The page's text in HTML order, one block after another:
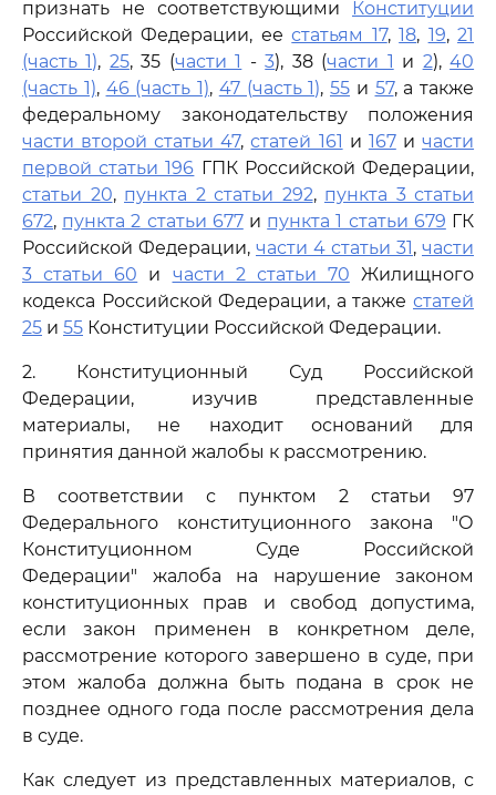
признать не соответствующими
Конституции
Российской Федерации, еестатьям 17,18, 19,21
(часть 1), 25, 35 (части 1 -3), 38 (части 1 и 2),40
(часть 1), 46 (часть 1), 47 (часть 1), 55 и 57, а также
федеральному законодательству положения
части второй статьи 47,статей 161 и 167ичасти
первой статьи 196 ГПК Российской Федерации,
статьи 20, пункта 2 статьи 292, пункта 3 статьи
672, пункта 2 статьи 677и пункта 1 статьи 679 ГК
Российской Федерации, части 4 статьи 31, части
3 статьи 60 и части 2 статьи 70 Жилищного
кодекса Российской Федерации, а также статей
25 и 55 Конституции Российской Федерации.
2. Конституционный Суд Российской
Федерации, изучив представленные
материалы, не находит оснований для
принятия данной жалобы к рассмотрению.
В соответствии с пунктом 2 статьи 97
Федерального конституционного закона "О
Конституционном Суде Российской
Федерации" жалоба на нарушение законом
конституционных прав и свобод допустима,
если закон применен в конкретном деле,
рассмотрение которого завершено в суде, при
этом жалоба должна быть подана в срок не
позднее одного года после рассмотрения дела
в суде.
Как следует из представленных материалов, с